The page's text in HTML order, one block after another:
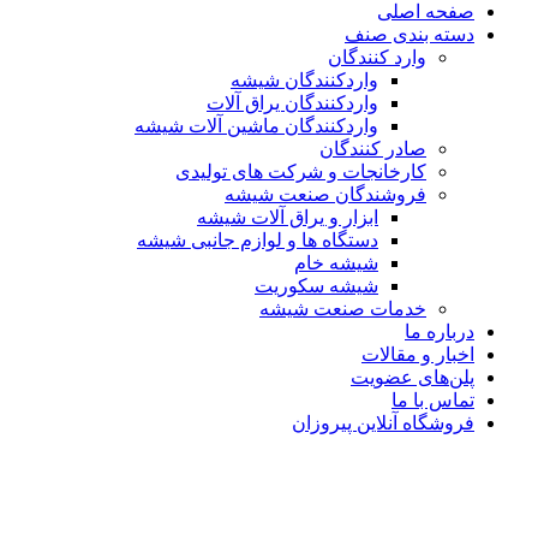
صفحه اصلی
دسته بندی صنف
وارد کنندگان
واردکنندگان شیشه
واردکنندگان یراق آلات
واردکنندگان ماشین آلات شیشه
صادر کنندگان
کارخانجات و شرکت های تولیدی
فروشندگان صنعت شیشه
ابزار و یراق آلات شیشه
دستگاه ها و لوازم جانبی شیشه
شیشه خام
شیشه سکوریت
خدمات صنعت شیشه
درباره ما
اخبار و مقالات
پلن‌های عضویت
تماس با ما
فروشگاه آنلاین پیروزان